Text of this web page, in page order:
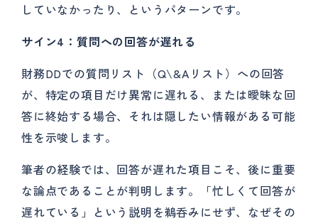
していなかったり、というパターンです。
サイン4：質問への回答が遅れる
財務DDでの質問リスト（Q\&Aリスト）への回答
が、特定の項目だけ異常に遅れる、または曖昧な回
答に終始する場合、それは隠したい情報がある可能
性を示唆します。
筆者の経験では、回答が遅れた項目こそ、後に重要
な論点であることが判明します。「忙しくて回答が
遅れている」という説明を鵜呑みにせず、なぜその